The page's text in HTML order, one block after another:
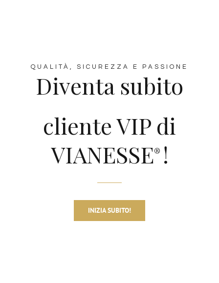
QUALITÀ, SICUREZZA E PASSIONE
Diventa subito
cliente VIP di
VIANESSE® !
INIZIA SUBITO!